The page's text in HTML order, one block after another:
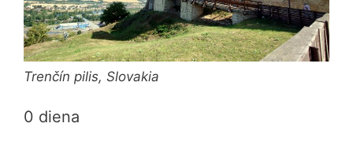
Trenčín pilis, Slovakia
0 diena